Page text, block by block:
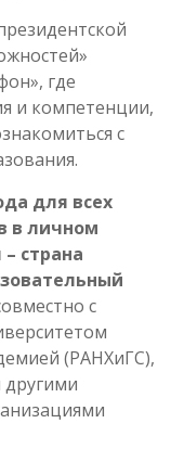
где
и компетенции,
с
для всех
в личном
страна
с
(РАНХиГС),
другими